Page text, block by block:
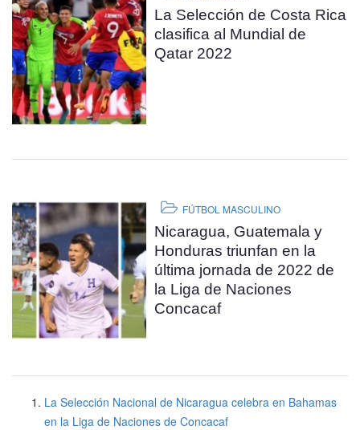
La Selección de Costa Rica
clasifica al Mundial de
Qatar 2022
FÚTBOL MASCULINO
Nicaragua, Guatemala y
Honduras triunfan en la
última jornada de 2022 de
la Liga de Naciones
Concacaf
La Selección Nacional de Nicaragua celebra en Bahamas
en la Liga de Naciones de Concacaf